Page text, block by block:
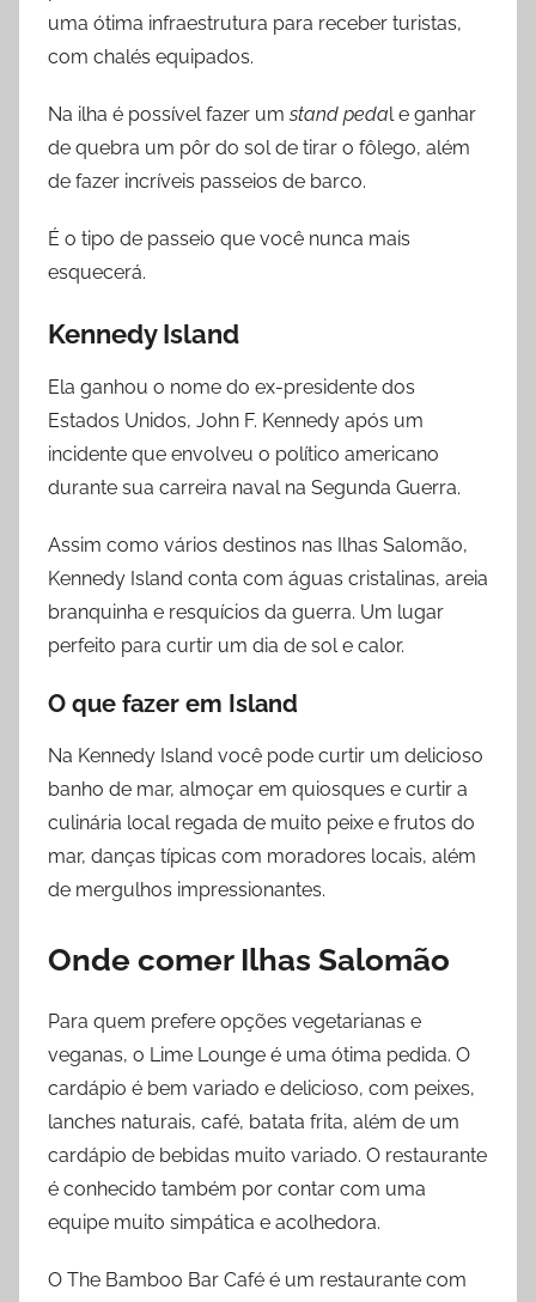
uma ótima infraestrutura para receber turistas,
com chalés equipados.
Na ilha é possível fazer umstand pedal e ganhar
de quebra um pôr do sol de tirar o fôlego, além
de fazer incríveis passeios de barco.
É o tipo de passeio que você nunca mais
esquecerá.
Kennedy Island
Ela ganhou o nome do ex-presidente dos
Estados Unidos, John F. Kennedy após um
incidente que envolveu o político americano
durante sua carreira naval na Segunda Guerra.
Assim como vários destinos nas Ilhas Salomão,
Kennedy Island conta com águas cristalinas, areia
branquinha e resquícios da guerra. Um lugar
perfeito para curtir um dia de sol e calor.
O que fazer em Island
Na Kennedy Island você pode curtir um delicioso
banho de mar, almoçar em quiosques e curtir a
culinária local regada de muito peixe e frutos do
mar, danças típicas com moradores locais, além
de mergulhos impressionantes.
Onde comer Ilhas Salomão
Para quem prefere opções vegetarianas e
veganas, o Lime Lounge é uma ótima pedida. O
cardápio é bem variado e delicioso, com peixes,
lanches naturais, café, batata frita, além de um
cardápio de bebidas muito variado. O restaurante
é conhecido também por contar com uma
equipe muito simpática e acolhedora.
O The Bamboo Bar Café é um restaurante com